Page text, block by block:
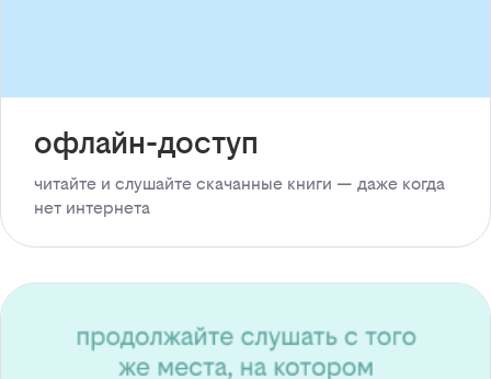
офлайн-доступ
читайте и слушайте скачанные книги — даже когда
нет интернета